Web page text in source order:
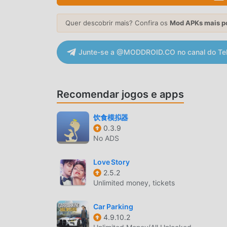
simulation pelo mundo. O que você está
parceiros ao redor do mundo.
TELA ATRAENTE
Como jogos tradicionais de simulation ,Guns
atualizações ousadas. Com tecnologia
Mantendo ao máximo o estilo original dos
Existem diferentes tipos de apk e celulares
jogos de simulation possam desfrutar da
MOD ÚNICO
O tradicional jogo de simulation requer que
jogo, o que é o recurso e diversão do jogo,
deixar a pessoa cansada. Mas agora, os mods
gastar a maior parte da sua energia em
Quer descobrir mais? Confira os Mod APKs mais
Junte-se a @MODDROID.CO no canal do
Recomendar jogos e apps
饮食模拟器
0.3.9
No ADS
Love Story
2.5.2
Unlimited money, tickets
Car Parking
4.9.10.2